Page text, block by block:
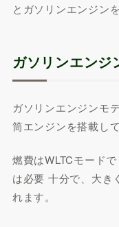
とガソリンエンジン
ガソリンエンジ
ガソリンエンジンモ
筒エンジンを搭載して
燃費はWLTCモード
は必要 十分で、大き
れます。